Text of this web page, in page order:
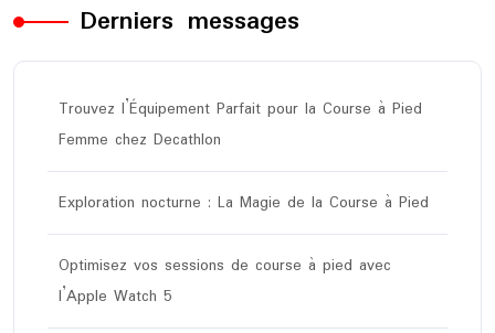
Derniers messages
Trouvez l’Équipement Parfait pour la Course à Pied
Femme chez Decathlon
Exploration nocturne : La Magie de la Course à Pied
Optimisez vos sessions de course à pied avec
l’Apple Watch 5